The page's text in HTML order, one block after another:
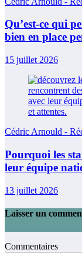
Qu’est-ce qui
bien en place
15 juillet 2026
Cédric Arnould -
Pourquoi les
leur équipe
13 juillet 2026
Laisser un
Commentaires